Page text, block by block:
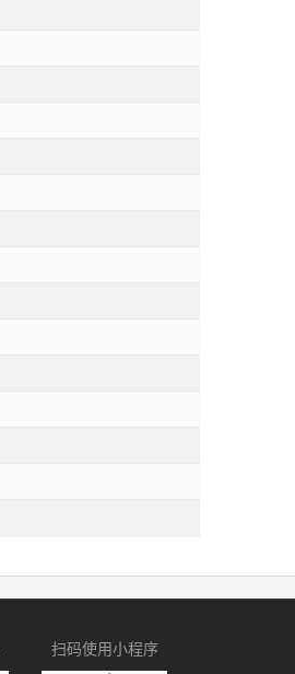
扫码使用小程序